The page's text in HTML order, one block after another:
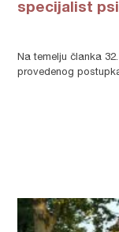
specijalist
Na temelju članka 32. Statuta Klinike za psihijatriju Vrapče i nakon
provedenog